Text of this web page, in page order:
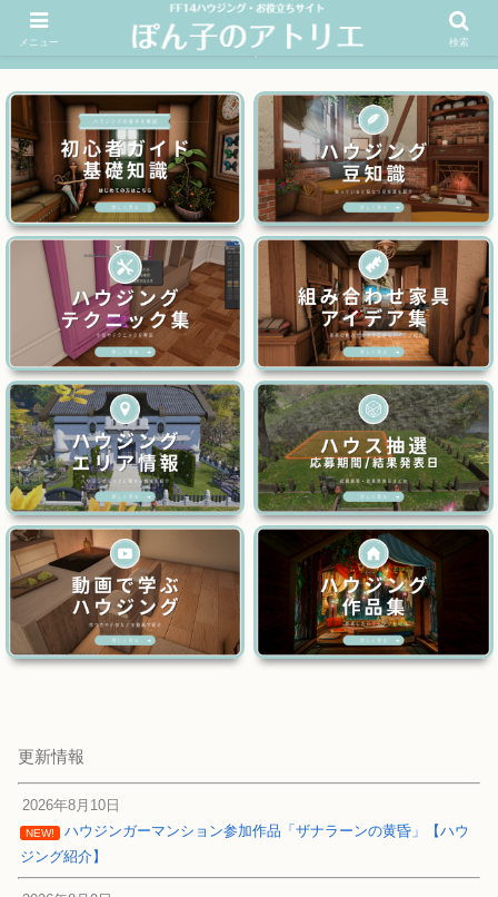
FF14ハウジングお役立ちサイト│ぽん子のアトリエを応援 >>
更新情報
2026年8月10日
NEW!
ハウジンガーマンション参加作品「ザナラーンの黄昏」【ハウ
ジング紹介】
メニュー 検索